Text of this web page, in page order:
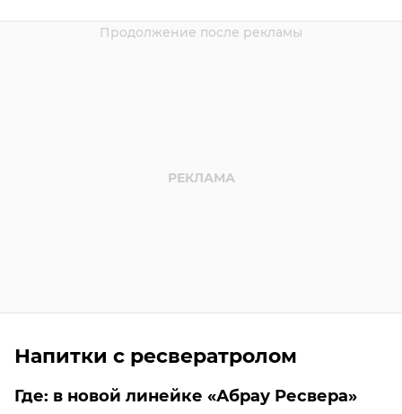
Напитки с ресвератролом
Где: в новой линейке «Абрау Ресвера»